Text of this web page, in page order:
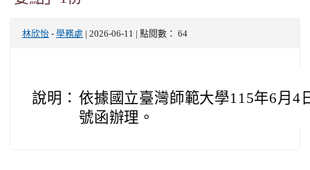
林欣怡 - 學務處 | 2026-06-11 | 點閱數： 64
說明： 依據國立臺灣師範大學115年6月4
號函辦理。